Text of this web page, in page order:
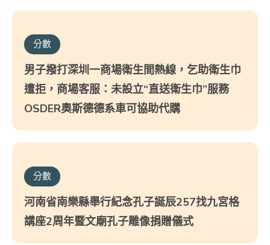
分數
男子撥打深圳一商場衛生間熱線，乞助衛生巾
遭拒，商場客服：未設立“直送衛生巾”服務
OSDER奧斯德德系車可協助代購
分數
河南省南樂縣舉行紀念孔子誕辰257找九宮格
講座2周年暨文廟孔子雕像捐贈儀式